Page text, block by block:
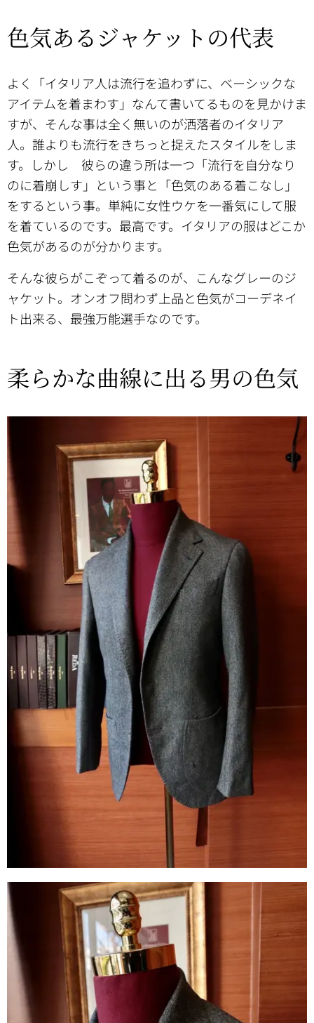
色気あるジャケットの代表
よく「イタリア人は流行を追わずに、ベーシックな
アイテムを着まわす」なんて書いてるものを見かけま
すが、そんな事は全く無いのが洒落者のイタリア
人。誰よりも流行をきちっと捉えたスタイルをしま
す。しかし 彼らの違う所は一つ「流行を自分なり
のに着崩しす」という事と「色気のある着こなし」
をするという事。単純に女性ウケを一番気にして服
を着ているのです。最高です。イタリアの服はどこか
色気があるのが分かります。
そんな彼らがこぞって着るのが、こんなグレーのジ
ャケット。オンオフ問わず上品と色気がコーデネイ
ト出来る、最強万能選手なのです。
柔らかな曲線に出る男の色気